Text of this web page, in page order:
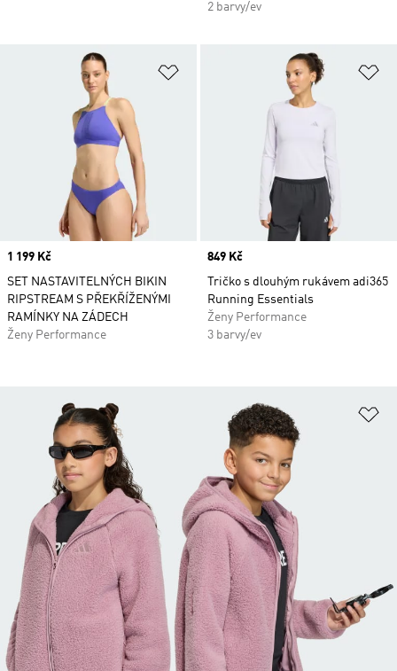
2 barvy/ev
Přidat do seznamu přání
Price
1 199 Kč
SET NASTAVITELNÝCH BIKIN
RIPSTREAM S PŘEKŘÍŽENÝMI
RAMÍNKY NA ZÁDECH
Ženy Performance
Price
849 Kč
Tričko s dlouhým rukávem adi365
Running Essentials
Ženy Performance
3 barvy/ev